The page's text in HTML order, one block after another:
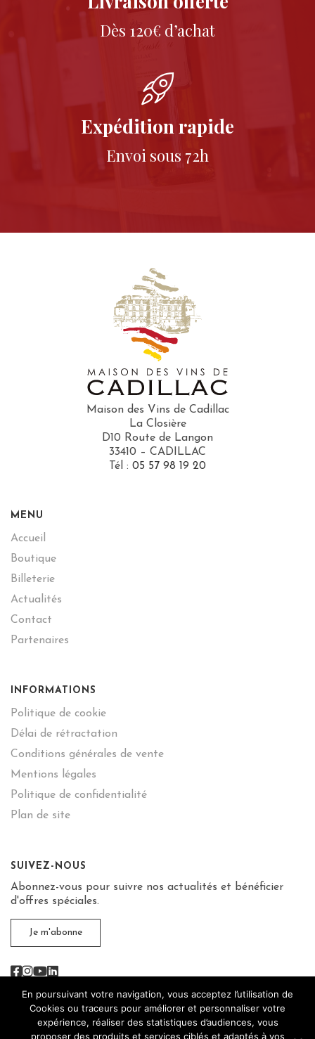
Dès 120€ d’achat
Expédition rapide
Envoi sous 72h
Maison des Vins de Cadillac
La Closière
D10 Route de Langon
33410 – CADILLAC
Tél : 05 57 98 19 20
MENU
Accueil
Boutique
Billeterie
Actualités
Contact
Partenaires
INFORMATIONS
Politique de cookie
Délai de rétractation
Conditions générales de vente
Mentions légales
Politique de confidentialité
Plan de site
SUIVEZ-NOUS
Abonnez-vous pour suivre nos actualités et bénéficier
d'offres spéciales.
Je m'abonne
Facebook
Instagram
Youtube
Linkedin
En poursuivant votre navigation, vous acceptez l’utilisation de
Cookies ou traceurs pour améliorer et personnaliser votre
expérience, réaliser des statistiques d’audiences, vous
proposer des produits et services ciblés et adaptés à vos